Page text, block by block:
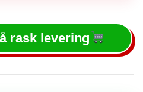
rask levering